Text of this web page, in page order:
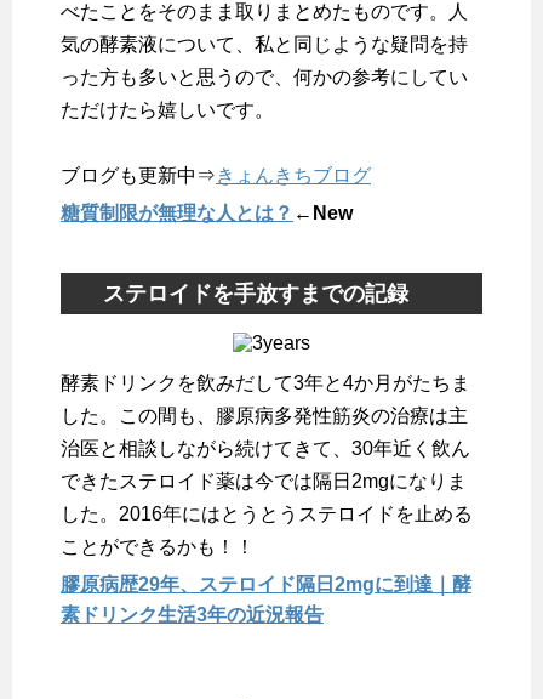
べたことをそのまま取りまとめたものです。人
気の酵素液について、私と同じような疑問を持
った方も多いと思うので、何かの参考にしてい
ただけたら嬉しいです。
ブログも更新中⇒きょんきちブログ
糖質制限が無理な人とは？ ←New
ステロイドを手放すまでの記録
酵素ドリンクを飲みだして3年と4か月がたちま
した。この間も、膠原病多発性筋炎の治療は主
治医と相談しながら続けてきて、30年近く飲ん
できたステロイド薬は今では隔日2mgになりま
した。2016年にはとうとうステロイドを止める
ことができるかも！！
膠原病歴29年、ステロイド隔日2mgに到達｜酵
素ドリンク生活3年の近況報告